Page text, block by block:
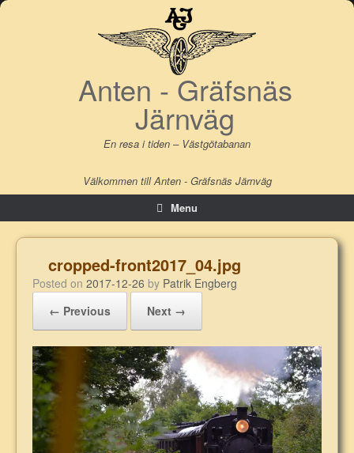
Skip
Anten - Gräfsnäs
Järnväg
En resa i tiden – Västgötabanan
Välkommen till Anten - Gräfsnäs Järnväg
Menu
cropped-front2017_04.jpg
Posted on 2017-12-26 by Patrik Engberg
← Previous
Next →